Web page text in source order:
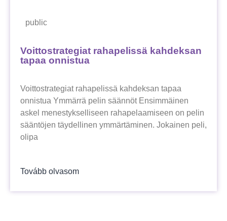
public
Voittostrategiat rahapelissä kahdeksan
tapaa onnistua
Voittostrategiat rahapelissä kahdeksan tapaa
onnistua Ymmärrä pelin säännöt Ensimmäinen
askel menestykselliseen rahapelaamiseen on pelin
sääntöjen täydellinen ymmärtäminen. Jokainen peli,
olipa
Tovább olvasom